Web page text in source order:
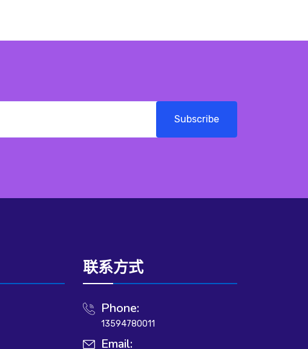
Subscribe
联系方式
Phone:
13594780011
Email: